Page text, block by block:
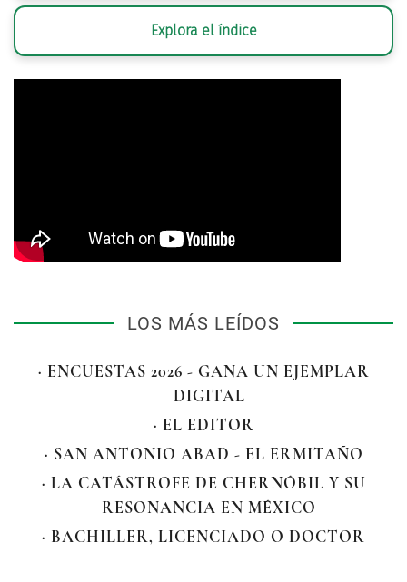
Explora el índice
LOS MÁS LEÍDOS
· ENCUESTAS 2026 - GANA UN EJEMPLAR
DIGITAL
· EL EDITOR
· SAN ANTONIO ABAD - EL ERMITAÑO
· LA CATÁSTROFE DE CHERNÓBIL Y SU
RESONANCIA EN MÉXICO
· BACHILLER, LICENCIADO O DOCTOR